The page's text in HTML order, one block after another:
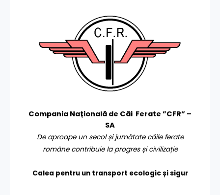
Compania Națională de Căi Ferate ”CFR” –
SA
De aproape un secol și jumătate căile ferate
române contribuie la progres și civilizație
Calea pentru un transport ecologic și sigur